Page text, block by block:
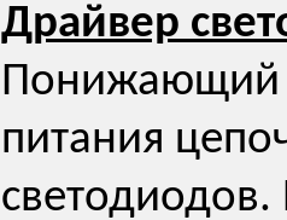
Драйвер
Понижающий
питания